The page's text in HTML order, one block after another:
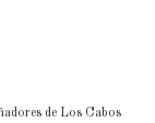
de Los Cabos